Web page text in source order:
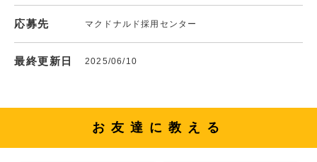
応募先 マクドナルド採用センター
最終更新日 2025/06/10
お友達に教える